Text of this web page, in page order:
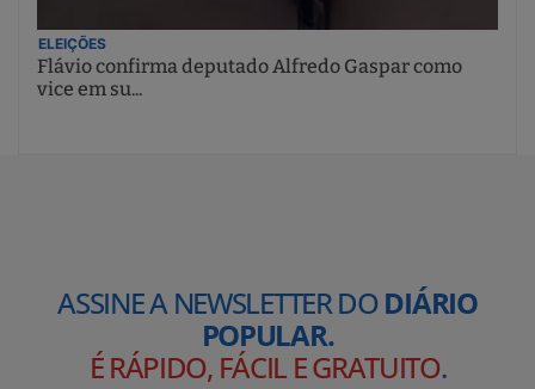
ELEIÇÕES
Flávio confirma deputado Alfredo Gaspar como
vice em su...
ASSINE A NEWSLETTER DODIÁRIO
POPULAR.
É RÁPIDO, FÁCIL E GRATUITO.